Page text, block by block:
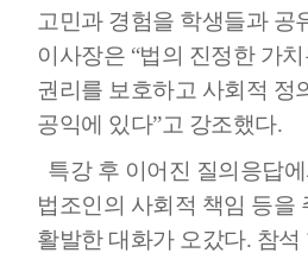
고민과 경험을 학생들과 공
이사장은 “법의 진정한 가
권리를 보호하고 사회적 정
공익에 있다”고 강조했다.
특강 후 이어진 질의응답
법조인의 사회적 책임 등을
활발한 대화가 오갔다. 참석